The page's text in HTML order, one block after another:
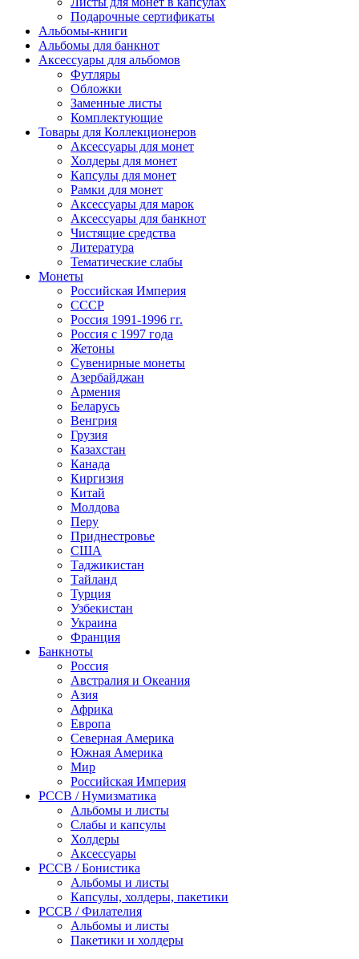
Подарочные сертификаты
Альбомы-книги
Альбомы для банкнот
Аксессуары для альбомов
Футляры
Обложки
Заменные листы
Комплектующие
Товары для Коллекционеров
Аксессуары для монет
Холдеры для монет
Капсулы для монет
Рамки для монет
Аксессуары для марок
Аксессуары для банкнот
Чистящие средства
Литература
Тематические слабы
Монеты
Российская Империя
СССР
Россия 1991-1996 гг.
Россия с 1997 года
Жетоны
Сувенирные монеты
Азербайджан
Армения
Беларусь
Венгрия
Грузия
Казахстан
Канада
Киргизия
Китай
Молдова
Перу
Приднестровье
США
Таджикистан
Тайланд
Турция
Узбекистан
Украина
Франция
Банкноты
Россия
Австралия и Океания
Азия
Африка
Европа
Северная Америка
Южная Америка
Мир
Российская Империя
PCCB / Нумизматика
Альбомы и листы
Слабы и капсулы
Холдеры
Аксессуары
PCCB / Бонистика
Альбомы и листы
Капсулы, холдеры, пакетики
PCCB / Филателия
Альбомы и листы
Пакетики и холдеры